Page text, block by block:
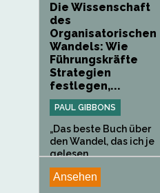
Die Wissenschaft
des
Organisatorischen
Wandels: Wie
Führungskräfte
Strategien
festlegen,...
PAUL GIBBONS
„Das beste Buch über
den Wandel, das ich je
gelesen...
Ansehen